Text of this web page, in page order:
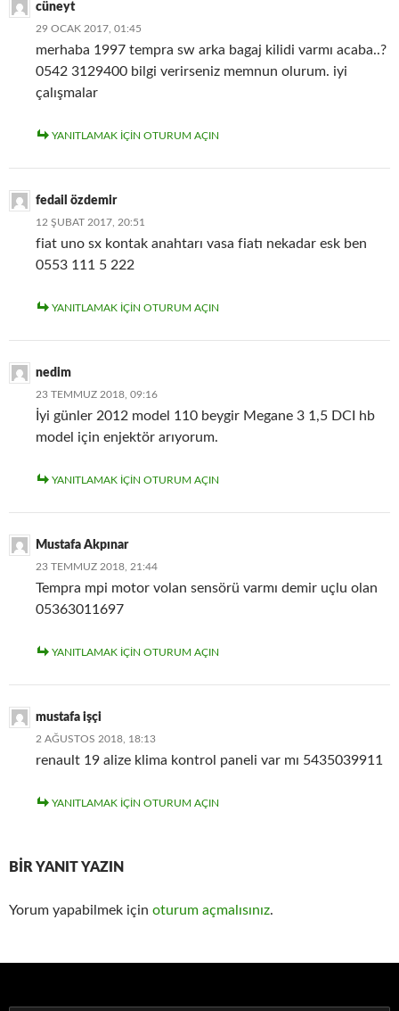
cüneyt
29 OCAK 2017, 01:45
merhaba 1997 tempra sw arka bagaj kilidi varmı acaba..?
0542 3129400 bilgi verirseniz memnun olurum. iyi
çalışmalar
YANITLAMAK IÇIN OTURUM AÇIN
fedail özdemir
12 ŞUBAT 2017, 20:51
fiat uno sx kontak anahtarı vasa fiatı nekadar esk ben
0553 111 5 222
YANITLAMAK IÇIN OTURUM AÇIN
nedim
23 TEMMUZ 2018, 09:16
İyi günler 2012 model 110 beygir Megane 3 1,5 DCI hb
model için enjektör arıyorum.
YANITLAMAK IÇIN OTURUM AÇIN
Mustafa Akpınar
23 TEMMUZ 2018, 21:44
Tempra mpi motor volan sensörü varmı demir uçlu olan
05363011697
YANITLAMAK IÇIN OTURUM AÇIN
mustafa işçi
2 AĞUSTOS 2018, 18:13
renault 19 alize klima kontrol paneli var mı 5435039911
YANITLAMAK IÇIN OTURUM AÇIN
BIR YANIT YAZIN
Yorum yapabilmek için oturum açmalısınız.